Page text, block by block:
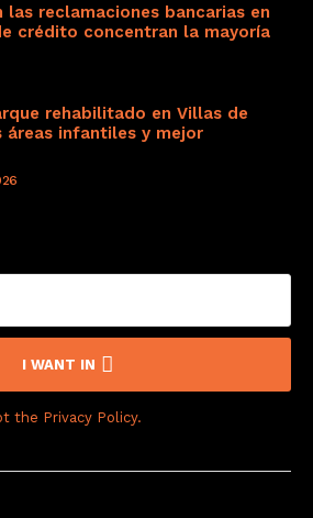
las reclamaciones bancarias en
crédito concentran la mayoría
rehabilitado en Villas de
áreas infantiles y mejor
I WANT IN
the Privacy Policy.